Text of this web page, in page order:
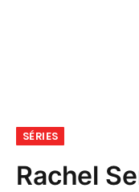
SÉRIES
Rachel